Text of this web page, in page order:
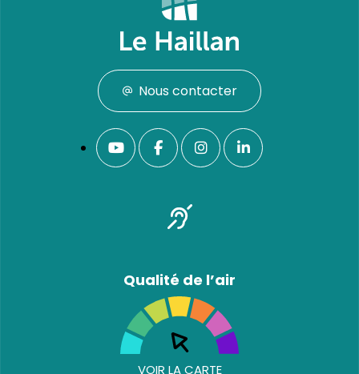
Nous contacter
Qualité de l’air
VOIR LA CARTE